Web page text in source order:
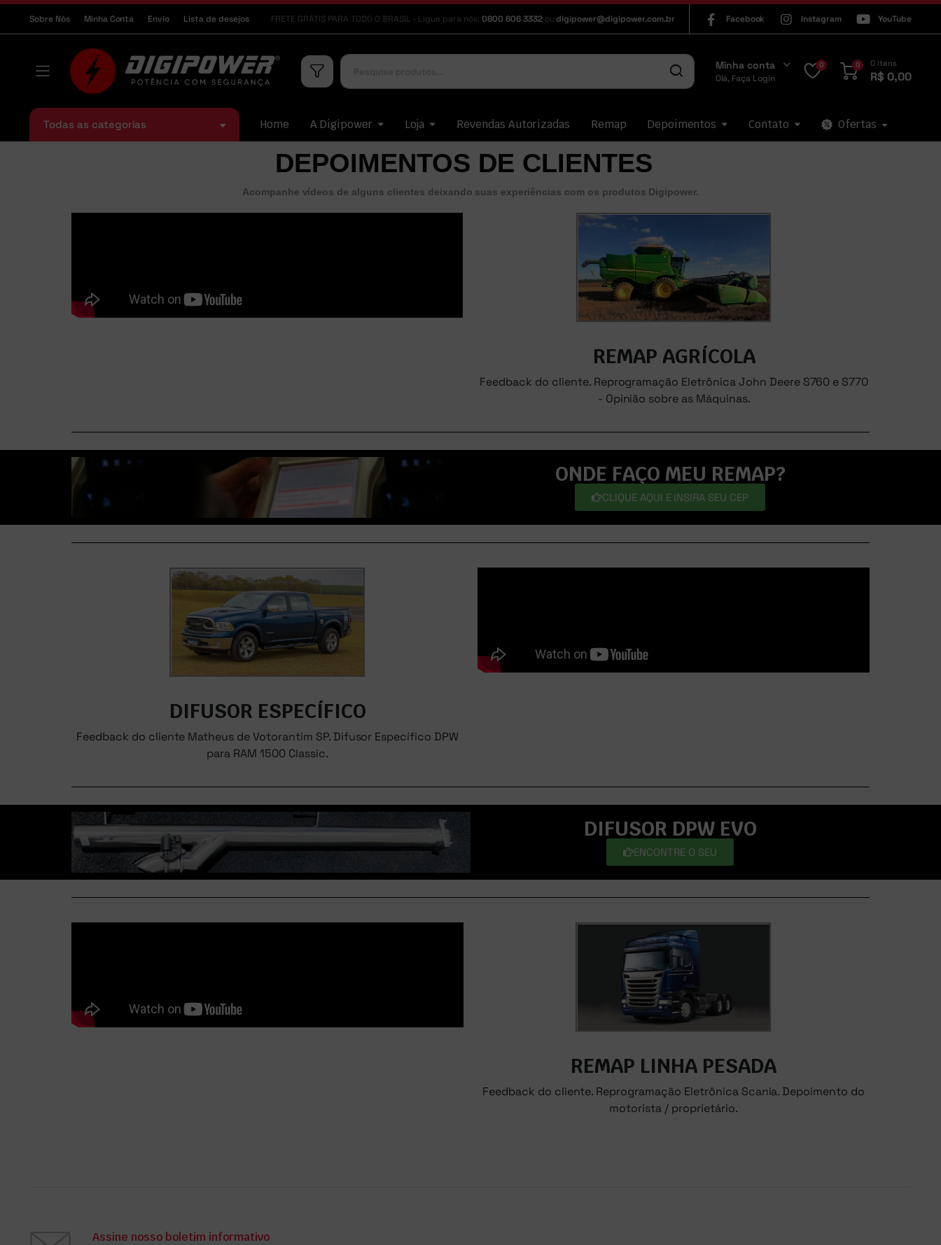
Sobre Nós Minha Conta Envio Lista de desejos FRETE GRÁTIS PARA TODO O BRASIL - Ligue para nós: 0800 606 3332 ou digipower@digipower.com.br Facebook Instagram YouTube
Minha conta
Olá, Faça Login
0 0 0 itens
R$ 0,00
Todas as categorias Home A Digipower Loja Revendas Autorizadas Remap Depoimentos Contato Ofertas
DEPOIMENTOS DE CLIENTES
Acompanhe vídeos de alguns clientes deixando suas experiências com os produtos Digipower.
REMAP AGRÍCOLA
Feedback do cliente. Reprogramação Eletrônica John Deere S760 e S770
- Opinião sobre as Máquinas.
ONDE FAÇO MEU REMAP?
CLIQUE AQUI E INSIRA SEU CEP
DIFUSOR ESPECÍFICO
Feedback do cliente Matheus de Votorantim SP. Difusor Específico DPW
para RAM 1500 Classic.
DIFUSOR DPW EVO
ENCONTRE O SEU
REMAP LINHA PESADA
Feedback do cliente. Reprogramação Eletrônica Scania. Depoimento do
motorista / proprietário.
Assine nosso boletim informativo